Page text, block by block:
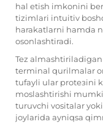
hal etish imkonini
tizimlari intuitiv
harakatlarni hamda
osonlashtiradi.
Tez
terminal qurilmalar
tufayli ular protезini
moslashtirishi
turuvchi vositalar
joylarida ayniqsa